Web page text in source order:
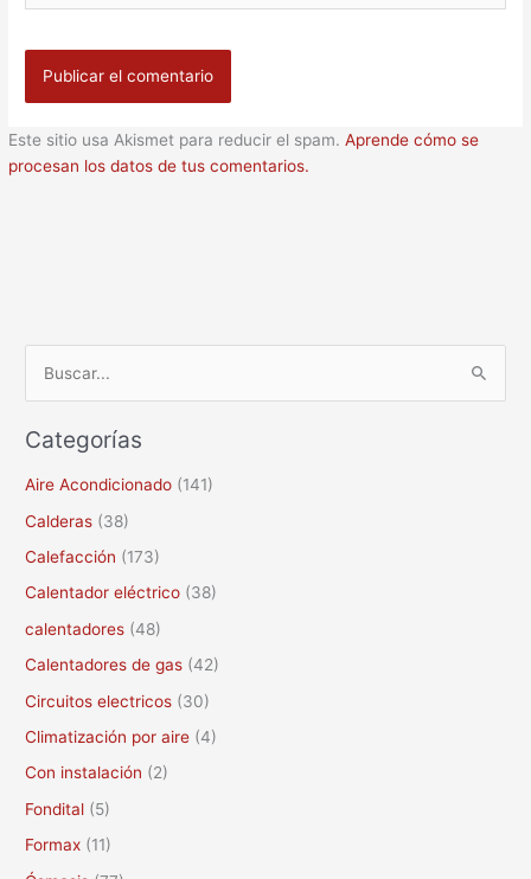
Este sitio usa Akismet para reducir el spam.Aprende cómo se
procesan los datos de tus comentarios.
s
c
o
r
:
Categorías
Aire Acondicionado (141)
Calderas (38)
Calefacción (173)
Calentador eléctrico (38)
calentadores (48)
Calentadores de gas (42)
Circuitos electricos (30)
Climatización por aire (4)
Con instalación (2)
Fondital (5)
Formax (11)